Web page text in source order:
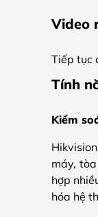
Video
Tiếp tục
Tính
Kiểm
máy,
hợp
hóa hệ